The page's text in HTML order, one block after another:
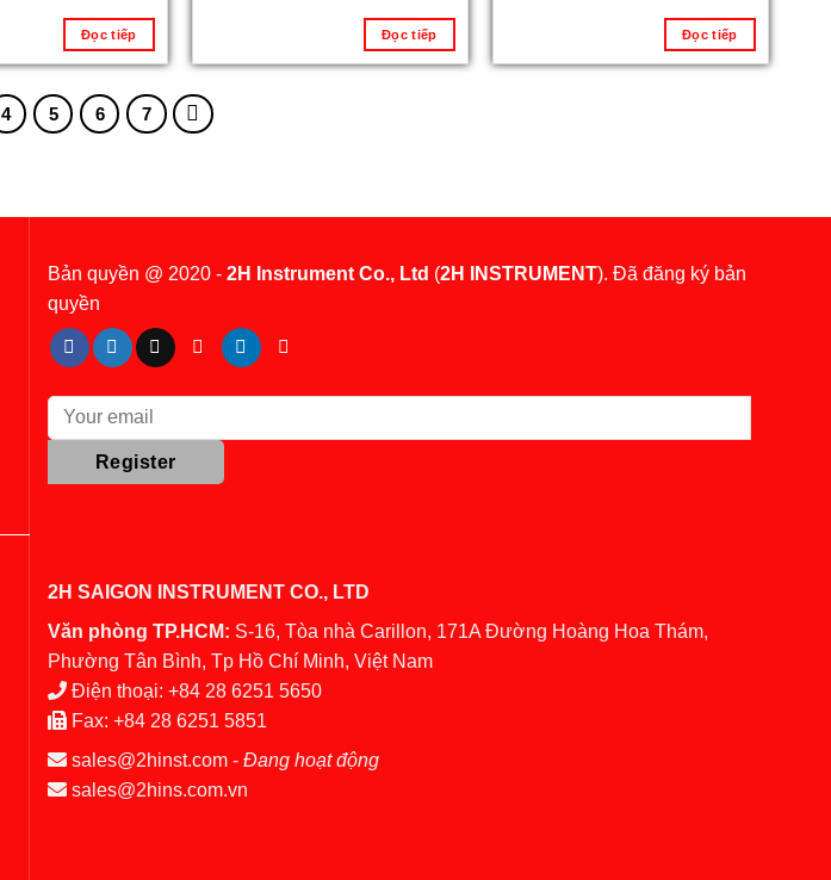
Đọc tiếp Đọc tiếp Đọc tiếp
4 5 6 7
Bản quyền @ 2020 - 2H Instrument Co., Ltd (2H INSTRUMENT). Đã đăng ký bản
quyền
2H SAIGON INSTRUMENT CO., LTD
Văn phòng TP.HCM: S-16, Tòa nhà Carillon, 171A Đường Hoàng Hoa Thám,
Phường Tân Bình, Tp Hồ Chí Minh, Việt Nam
Điện thoại: +84 28 6251 5650
Fax: +84 28 6251 5851
sales@2hinst.com - Đang hoạt động
sales@2hins.com.vn